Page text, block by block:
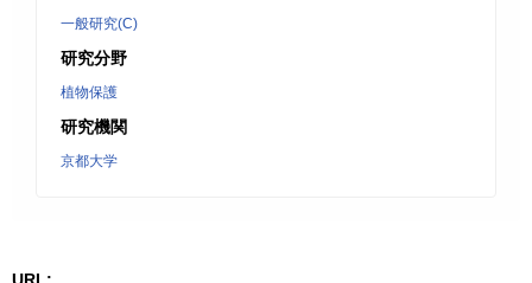
一般研究(C)
研究分野
植物保護
研究機関
京都大学